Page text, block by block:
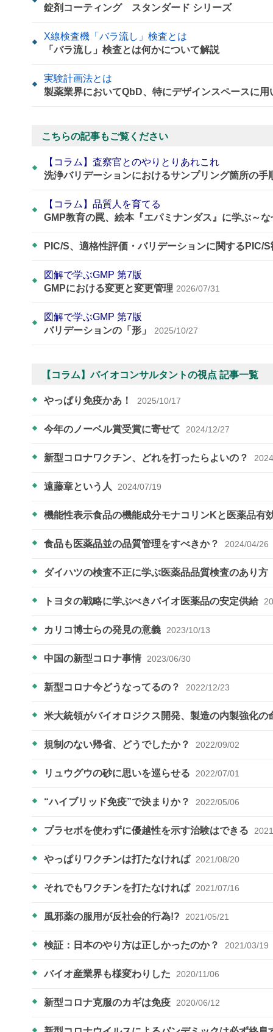
錠剤コーティング スタンダード シリーズ
X線検査機「バラ流し」検査とは
「バラ流し」検査とは何かについて解説
実験計画法とは
製薬業界においてQbD、特にデザインスペースに
こちらの記事もご覧ください
【コラム】査察官とのやりとりあれこれ
洗浄バリデーションにおけるサンプリング箇所の手
【コラム】品質人を育てる
GMP教育の罠、絵本『エパミナンダス』に学ぶ～
PIC/S、適格性評価・バリデーションに関するPIC/
図解で学ぶGMP 第7版
GMPにおける変更と変更管理 2026/07/31
図解で学ぶGMP 第7版
バリデーションの「形」
2025/10/27
【コラム】バイオコンサルタントの視点 記事一覧
やっぱり免疫かあ！ 2025/10/17
今年のノーベル賞受賞に寄せて 2024/12/27
新型コロナワクチン、どれを打ったらよいの？
遠藤章という人 2024/07/19
機能性表示食品の機能成分モナコリンKと医薬品有
食品も医薬品並の品質管理をすべきか？ 2024/04/26
ダイハツの検査不正に学ぶ医薬品品質検査のあり方
トヨタの戦略に学ぶべきバイオ医薬品の安定供給
カリコ博士らの発見の意義 2023/10/13
中国の新型コロナ事情 2023/06/30
新型コロナ今どうなってるの？ 2022/12/23
米大統領がバイオロジクス開発、製造の内製強化の
規制のない帰省、どうでしたか？ 2022/09/02
リュウグウの砂に思いを巡らせる 2022/07/01
“ハイブリッド免疫”で決まりか？ 2022/05/06
プラセボを使わずに優越性を示す治験はできる
やっぱりワクチンは打たなければ 2021/08/20
それでもワクチンを打たなければ 2021/07/16
風邪薬の服用が反社会的行為!? 2021/05/21
検証：日本のやり方は正しかったのか？ 2021/03/19
バイオ産業界も様変わりした 2020/11/06
新型コロナ克服のカギは免疫 2020/06/12